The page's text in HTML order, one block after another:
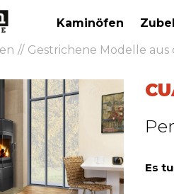
Kaminöfen
Gestrichene Modelle
Es